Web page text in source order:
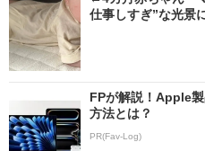
仕事しすぎ”な光景
FPが解説！Apple
方法とは？
PR(Fav-Log)